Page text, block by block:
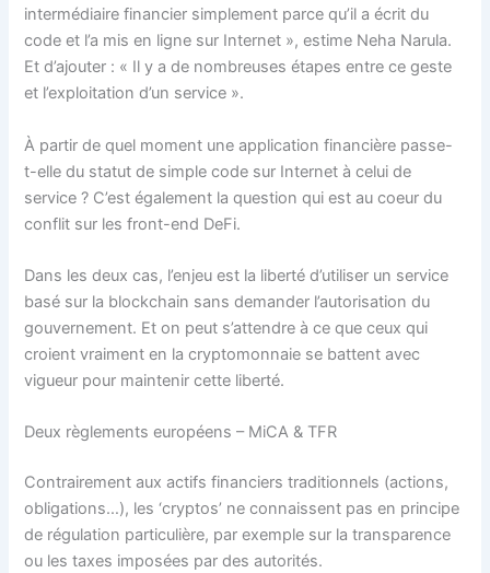
intermédiaire financier simplement parce qu’il a écrit du
code et l’a mis en ligne sur Internet », estime Neha Narula.
Et d’ajouter : « Il y a de nombreuses étapes entre ce geste
et l’exploitation d’un service ».
À partir de quel moment une application financière passe-
t-elle du statut de simple code sur Internet à celui de
service ? C’est également la question qui est au coeur du
conflit sur les front-end DeFi.
Dans les deux cas, l’enjeu est la liberté d’utiliser un service
basé sur la blockchain sans demander l’autorisation du
gouvernement. Et on peut s’attendre à ce que ceux qui
croient vraiment en la cryptomonnaie se battent avec
vigueur pour maintenir cette liberté.
Deux règlements européens – MiCA & TFR
Contrairement aux actifs financiers traditionnels (actions,
obligations…), les ‘cryptos’ ne connaissent pas en principe
de régulation particulière, par exemple sur la transparence
ou les taxes imposées par des autorités.